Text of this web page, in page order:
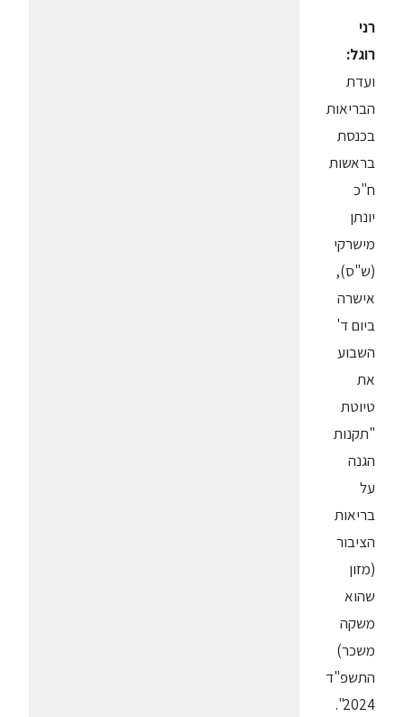
רני
רוגל:
ועדת
הבריאות
בכנסת
בראשות
ח"כ
יונתן
מישרקי
(ש"ס),
אישרה
ביום ד'
השבוע
את
טיוטת
"תקנות
הגנה
על
בריאות
הציבור
(מזון
שהוא
משקה
משכר)
התשפ"ד
2024".